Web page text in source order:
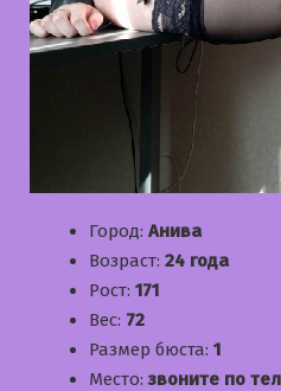
Город: Анива
Возраст: 24 года
Рост: 171
Вес: 72
Размер бюста: 1
Место:звоните по